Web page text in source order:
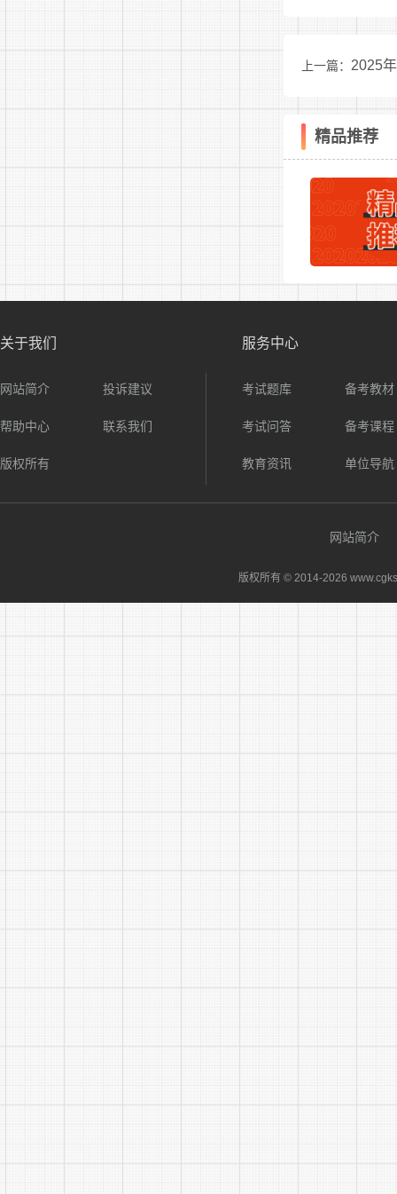
萧县
埇桥
泗县
(咨询
团砀
注意事
1.人岗
额确定，
2.岗前
上一篇： 2025
告
精品推荐
关于我们
网站简介 投诉建议
帮助中心 联系我们
版权所有
服务中心
考试题库 备考教材
考试问答 备考课程
教育资讯 单位导航
网站简介
版权所有 © 2014-2026